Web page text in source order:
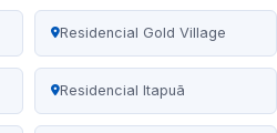
Residencial Gold Village
Residencial Itapuã